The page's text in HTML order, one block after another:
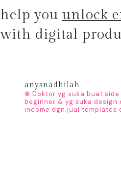
help you unlock
with digital
anysnadhilah
❁ Doktor yg suka buat side
beginner & yg suka design
income dgn jual templates di